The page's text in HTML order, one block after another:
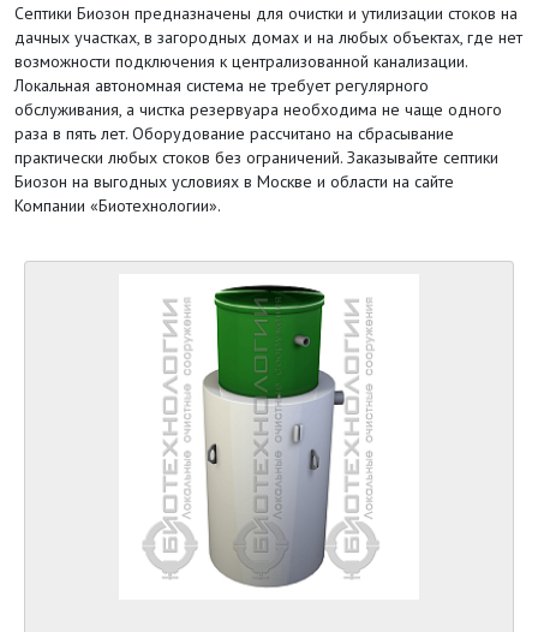
Септики Биозон предназначены для очистки и утилизации стоков на
дачных участках, в загородных домах и на любых объектах, где нет
возможности подключения к централизованной канализации.
Локальная автономная система не требует регулярного
обслуживания, а чистка резервуара необходима не чаще одного
раза в пять лет. Оборудование рассчитано на сбрасывание
практически любых стоков без ограничений. Заказывайте септики
Биозон на выгодных условиях в Москве и области на сайте
Компании «Биотехнологии».